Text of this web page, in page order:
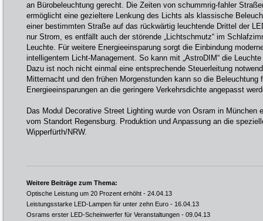
an Bürobeleuchtung gerecht. Die Zeiten von schummrig-fahler
ermöglicht eine gezieltere Lenkung des Lichts als klassische
einer bestimmten Straße auf das rückwärtig leuchtende Drittel der
nur Strom, es entfällt auch der störende „Lichtschmutz“ im
Leuchte. Für weitere Energieeinsparung sorgt die Einbindung
intelligentem Licht-Management. So kann mit „AstroDIM“ die
Dazu ist noch nicht einmal eine entsprechende Steuerleitung
Mitternacht und den frühen Morgenstunden kann so die Beleuchtung
Energieeinsparungen an die geringere Verkehrsdichte angepasst
Das Modul Decorative Street Lighting wurde von Osram in München
vom Standort Regensburg. Produktion und Anpassung an die
Wipperfürth/NRW.
Weitere Beiträge zum Thema:
Optische Leistung um 20 Prozent erhöht - 24.04.13
Leistungsstarke LED-Lampen für unter zehn Euro - 16.04.13
Osrams erster LED-Scheinwerfer für Veranstaltungen - 09.04.13